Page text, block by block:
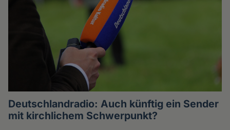
Deutschlandradio: Auch künftig ein Sender
mit kirchlichem Schwerpunkt?